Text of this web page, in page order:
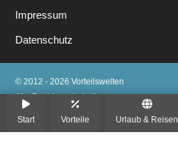
Start Vorteile Urlaub & Reisen
Impressum
Datenschutz
© 2012 - 2026 Vorteilswelten
Alle Rechte vorbehalten